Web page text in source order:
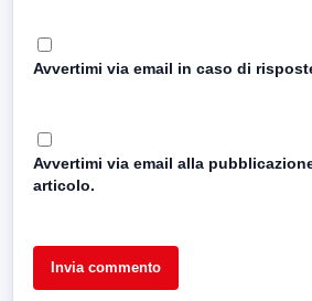
Avvertimi via email in caso di
Avvertimi via email alla
articolo.